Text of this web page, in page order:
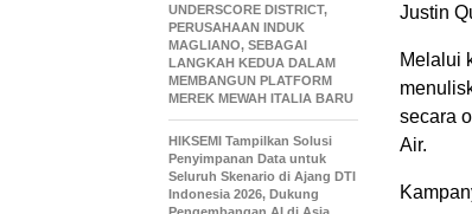
Justin
Melalui
secara
Air.
UNDERSCORE DISTRICT,
PERUSAHAAN INDUK
MAGLIANO, SEBAGAI
LANGKAH KEDUA DALAM
MEMBANGUN PLATFORM
MEREK MEWAH ITALIA BARU
HIKSEMI Tampilkan Solusi
Penyimpanan Data untuk
Seluruh Skenario di Ajang DTI
Indonesia 2026, Dukung